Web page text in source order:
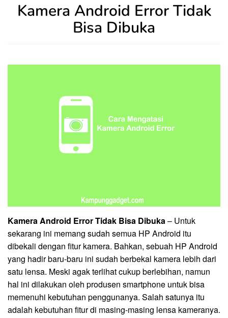
Kamera Android Error Tidak
Bisa Dibuka
Kamera Android Error Tidak Bisa Dibuka– Untuk
sekarang ini memang sudah semua HP Android itu
dibekali dengan fitur kamera. Bahkan, sebuah HP Android
yang hadir baru-baru ini sudah berbekal kamera lebih dari
satu lensa. Meski agak terlihat cukup berlebihan, namun
hal ini dilakukan oleh produsen smartphone untuk bisa
memenuhi kebutuhan penggunanya. Salah satunya itu
adalah kebutuhan fitur di masing-masing lensa kameranya.